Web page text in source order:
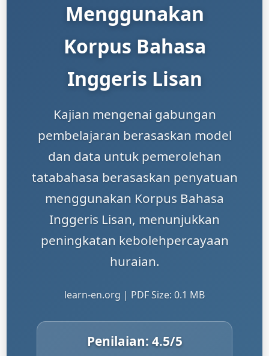
Menggunakan
Korpus Bahasa
Inggeris Lisan
Kajian mengenai gabungan
pembelajaran berasaskan model
dan data untuk pemerolehan
tatabahasa berasaskan penyatuan
menggunakan Korpus Bahasa
Inggeris Lisan, menunjukkan
peningkatan kebolehpercayaan
huraian.
learn-en.org | PDF Size: 0.1 MB
Penilaian: 4.5/5